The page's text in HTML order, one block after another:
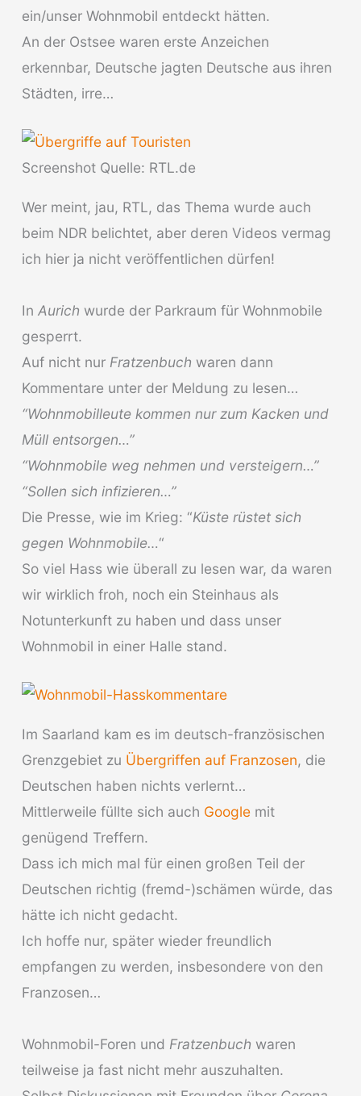
ein/unser Wohnmobil entdeckt hätten.
An der Ostsee waren erste Anzeichen
erkennbar, Deutsche jagten Deutsche aus ihren
Städten, irre…
Screenshot Quelle: RTL.de
Wer meint, jau, RTL, das Thema wurde auch
beim NDR belichtet, aber deren Videos vermag
ich hier ja nicht veröffentlichen dürfen!
In Aurich wurde der Parkraum für Wohnmobile
gesperrt.
Auf nicht nur Fratzenbuch waren dann
Kommentare unter der Meldung zu lesen…
“Wohnmobilleute kommen nur zum Kacken und
Müll entsorgen…”
“Wohnmobile weg nehmen und versteigern…”
“Sollen sich infizieren…”
Die Presse, wie im Krieg: “Küste rüstet sich
gegen Wohnmobile…“
So viel Hass wie überall zu lesen war, da waren
wir wirklich froh, noch ein Steinhaus als
Notunterkunft zu haben und dass unser
Wohnmobil in einer Halle stand.
Im Saarland kam es im deutsch-französischen
Grenzgebiet zu Übergriffen auf Franzosen, die
Deutschen haben nichts verlernt…
Mittlerweile füllte sich auch Google mit
genügend Treffern.
Dass ich mich mal für einen großen Teil der
Deutschen richtig (fremd-)schämen würde, das
hätte ich nicht gedacht.
Ich hoffe nur, später wieder freundlich
empfangen zu werden, insbesondere von den
Franzosen…
Wohnmobil-Foren und Fratzenbuch waren
teilweise ja fast nicht mehr auszuhalten.